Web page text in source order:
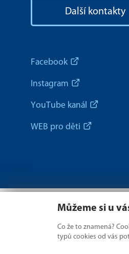
Další kontakty
Facebook
Instagram
YouTube kanál
WEB pro děti
Můžeme si u
Co že to znamená?
typů cookies od vás